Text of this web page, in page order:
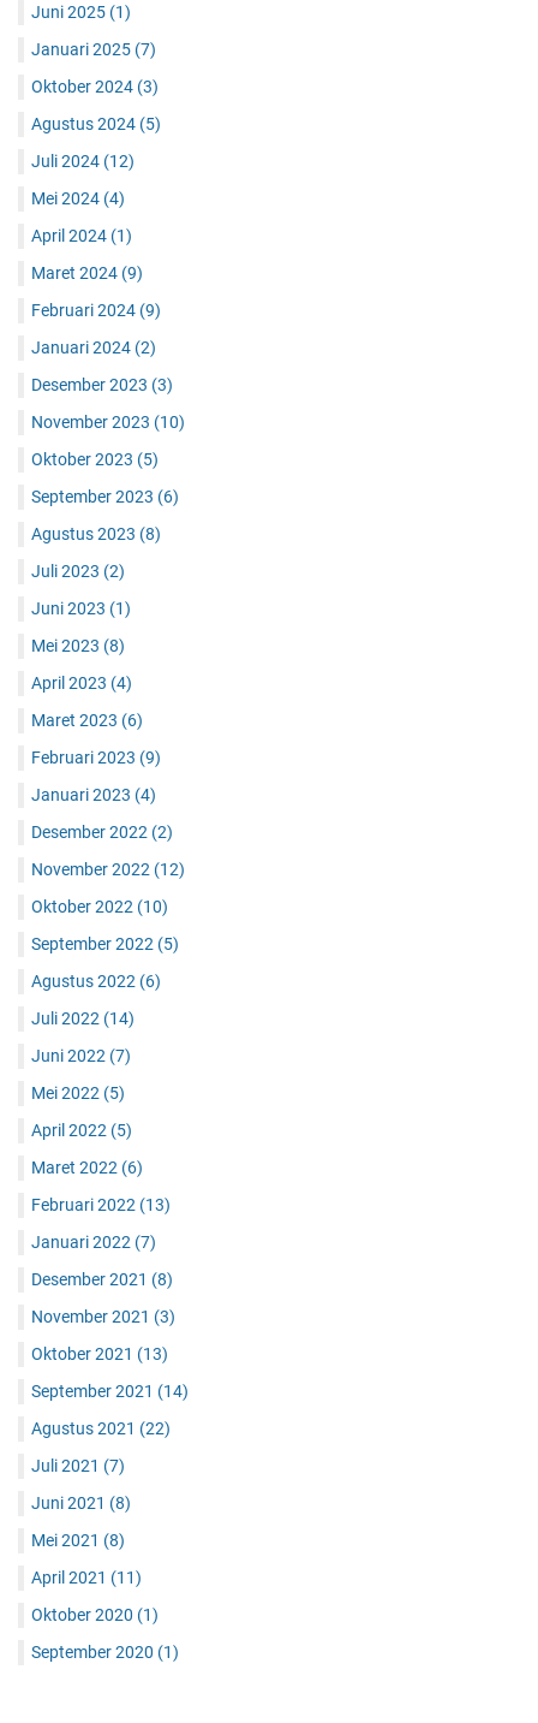
Juni 2025 (1)
Januari 2025 (7)
Oktober 2024 (3)
Agustus 2024 (5)
Juli 2024 (12)
Mei 2024 (4)
April 2024 (1)
Maret 2024 (9)
Februari 2024 (9)
Januari 2024 (2)
Desember 2023 (3)
November 2023 (10)
Oktober 2023 (5)
September 2023 (6)
Agustus 2023 (8)
Juli 2023 (2)
Juni 2023 (1)
Mei 2023 (8)
April 2023 (4)
Maret 2023 (6)
Februari 2023 (9)
Januari 2023 (4)
Desember 2022 (2)
November 2022 (12)
Oktober 2022 (10)
September 2022 (5)
Agustus 2022 (6)
Juli 2022 (14)
Juni 2022 (7)
Mei 2022 (5)
April 2022 (5)
Maret 2022 (6)
Februari 2022 (13)
Januari 2022 (7)
Desember 2021 (8)
November 2021 (3)
Oktober 2021 (13)
September 2021 (14)
Agustus 2021 (22)
Juli 2021 (7)
Juni 2021 (8)
Mei 2021 (8)
April 2021 (11)
Oktober 2020 (1)
September 2020 (1)